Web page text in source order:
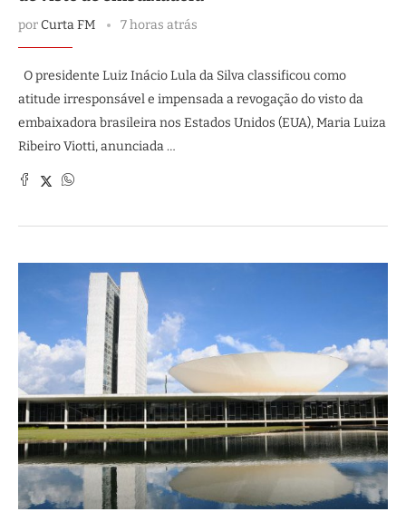
porCurta FM 7 horas atrás
O presidente Luiz Inácio Lula da Silva classificou como
atitude irresponsável e impensada a revogação do visto da
embaixadora brasileira nos Estados Unidos (EUA), Maria Luiza
Ribeiro Viotti, anunciada …